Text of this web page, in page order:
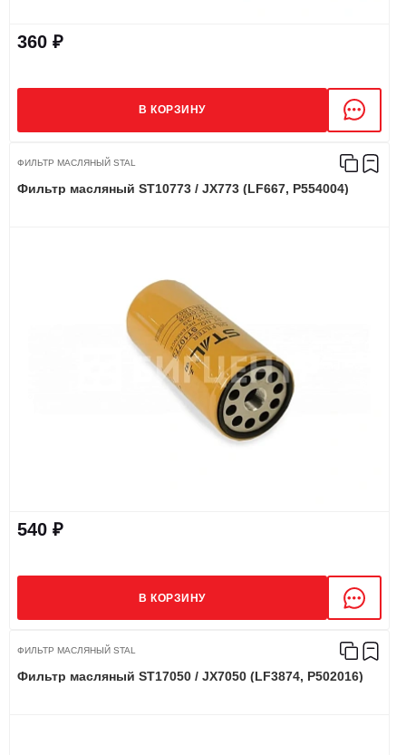
360 ₽
В КОРЗИНУ
ФИЛЬТР МАСЛЯНЫЙ STAL
Фильтр масляный ST10773 / JX773 (LF667, P554004)
540 ₽
В КОРЗИНУ
ФИЛЬТР МАСЛЯНЫЙ STAL
Фильтр масляный ST17050 / JX7050 (LF3874, P502016)